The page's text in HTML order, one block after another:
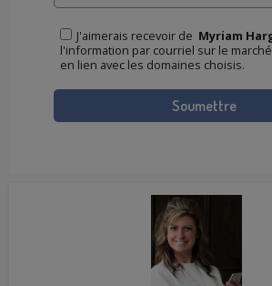
J'aimerais recevoir de Myriam
l'information par courriel sur le
en lien avec les domaines choisis.